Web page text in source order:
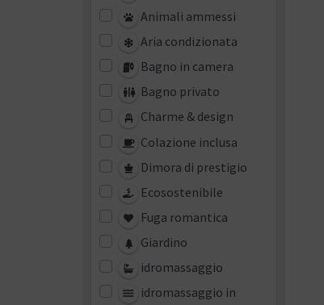
Animali ammessi
Aria condizionata
Bagno in camera
Bagno privato
Charme & design
Colazione inclusa
Dimora di prestigio
Ecosostenibile
Fuga romantica
Giardino
idromassaggio
idromassaggio in